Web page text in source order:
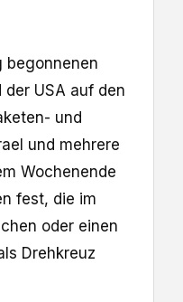
begonnenen
USA auf den
und
und mehrere
Wochenende
fest, die im
oder einen
Drehkreuz